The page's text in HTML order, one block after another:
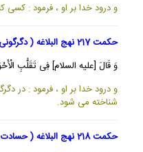
و درود خدا بر او ، فرمود : كسى
حکمت 217 نهج البلاغه ( دگرگونی روزگار و شناخت انسان ها )
وَ قَالَ [عليه السلام] فِى تَقَلُّبِ
و درود خدا بر او ، فرمود : در
شناخته مى شود.
حکمت 218 نهج البلاغه ( حسادت ، آفت دوستی )